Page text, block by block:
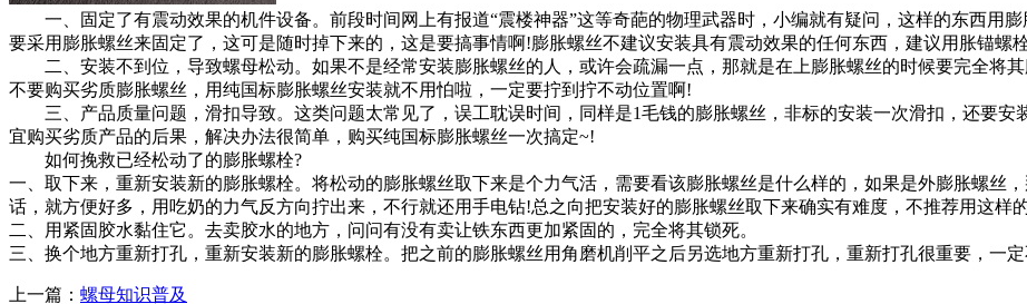
一、固定了有震动效果的机件设备。前段时间网上有报道“震楼神器”这等奇葩的物理武器时，小编就有疑问，这样的东西用
要采用膨胀螺丝来固定了，这可是随时掉下来的，这是要搞事情啊!膨胀螺丝不建议安装具有震动效果的任何东西，建议用胀锚螺
二、安装不到位，导致螺母松动。如果不是经常安装膨胀螺丝的人，或许会疏漏一点，那就是在上膨胀螺丝的时候要完全将
不要购买劣质膨胀螺丝，用纯国标膨胀螺丝安装就不用怕啦，一定要拧到拧不动位置啊!
三、产品质量问题，滑扣导致。这类问题太常见了，误工耽误时间，同样是1毛钱的膨胀螺丝，非标的安装一次滑扣，还要安
宜购买劣质产品的后果，解决办法很简单，购买纯国标膨胀螺丝一次搞定~!
如何挽救已经松动了的膨胀螺栓?
一、取下来，重新安装新的膨胀螺栓。将松动的膨胀螺丝取下来是个力气活，需要看该膨胀螺丝是什么样的，如果是外膨胀螺丝
话，就方便好多，用吃奶的力气反方向拧出来，不行就还用手电钻!总之向把安装好的膨胀螺丝取下来确实有难度，不推荐用这样
二、用紧固胶水黏住它。去卖胶水的地方，问问有没有卖让铁东西更加紧固的，完全将其锁死。
三、换个地方重新打孔，重新安装新的膨胀螺栓。把之前的膨胀螺丝用角磨机削平之后另选地方重新打孔，重新打孔很重要，一定
上一篇： 螺母知识普及